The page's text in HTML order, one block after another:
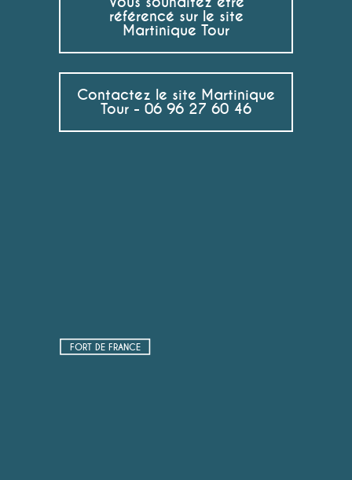
référencé sur le site
Martinique Tour
Contactez le site Martinique
Tour - 06 96 27 60 46
FORT DE FRANCE